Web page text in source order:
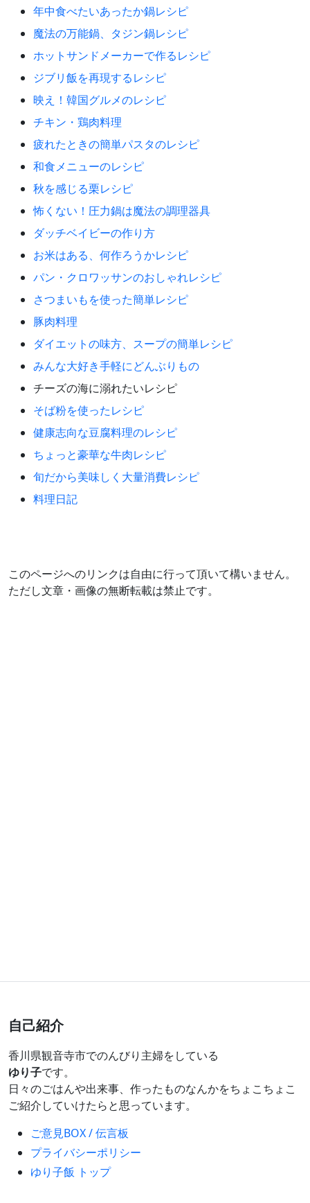
年中食べたいあったか鍋レシピ
魔法の万能鍋、タジン鍋レシピ
ホットサンドメーカーで作るレシピ
ジブリ飯を再現するレシピ
映え！韓国グルメのレシピ
チキン・鶏肉料理
疲れたときの簡単パスタのレシピ
和食メニューのレシピ
秋を感じる栗レシピ
怖くない！圧力鍋は魔法の調理器具
ダッチベイビーの作り方
お米はある、何作ろうかレシピ
パン・クロワッサンのおしゃれレシピ
さつまいもを使った簡単レシピ
豚肉料理
ダイエットの味方、スープの簡単レシピ
みんな大好き手軽にどんぶりもの
チーズの海に溺れたいレシピ
そば粉を使ったレシピ
健康志向な豆腐料理のレシピ
ちょっと豪華な牛肉レシピ
旬だから美味しく大量消費レシピ
料理日記
このページへのリンクは自由に行って頂いて構いません。
ただし文章・画像の無断転載は禁止です。
自己紹介
香川県観音寺市でのんびり主婦をしている
ゆり子です。
日々のごはんや出来事、作ったものなんかをちょこちょこ
ご紹介していけたらと思っています。
ご意見BOX / 伝言板
プライバシーポリシー
ゆり子飯 トップ